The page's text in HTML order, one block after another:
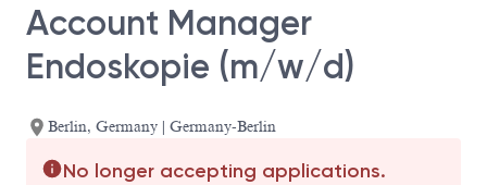
Account Manager
Endoskopie (m/w/d)
Berlin, Germany | Germany-Berlin
No longer accepting applications.